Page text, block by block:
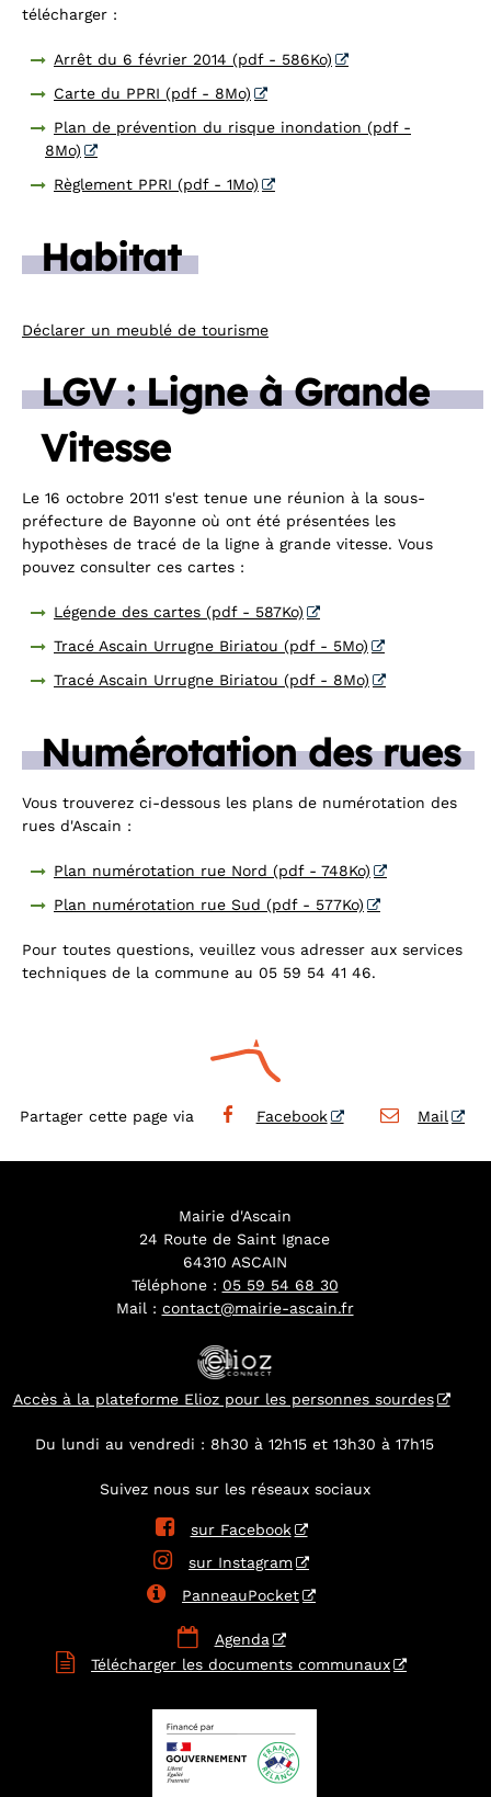
télécharger :
Arrêt du 6 février 2014 (pdf - 586Ko)
Carte du PPRI (pdf - 8Mo)
Plan de prévention du risque inondation (pdf -
8Mo)
Règlement PPRI (pdf - 1Mo)
Habitat
Déclarer un meublé de tourisme
LGV : Ligne à Grande
Vitesse
Le 16 octobre 2011 s'est tenue une réunion à la sous-
préfecture de Bayonne où ont été présentées les
hypothèses de tracé de la ligne à grande vitesse. Vous
pouvez consulter ces cartes :
Légende des cartes (pdf - 587Ko)
Tracé Ascain Urrugne Biriatou (pdf - 5Mo)
Tracé Ascain Urrugne Biriatou (pdf - 8Mo)
Numérotation des rues
Vous trouverez ci-dessous les plans de numérotation des
rues d'Ascain :
Plan numérotation rue Nord (pdf - 748Ko)
Plan numérotation rue Sud (pdf - 577Ko)
Pour toutes questions, veuillez vous adresser aux services
techniques de la commune au 05 59 54 41 46.
Partager cette page via Facebook Mail
Mairie d'Ascain
24 Route de Saint Ignace
64310 ASCAIN
Téléphone : 05 59 54 68 30
Mail : contact@mairie-ascain.fr
Accès à la plateforme Elioz pour les personnes sourdes
Du lundi au vendredi : 8h30 à 12h15 et 13h30 à 17h15
Suivez nous sur les réseaux sociaux
 sur Facebook
 sur Instagram
 PanneauPocket
 Agenda
 Télécharger les documents communaux